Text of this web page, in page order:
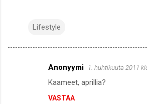
Lifestyle
Anonyymi 1. huhtikuuta 2011
Kaameet, aprillia?
VASTAA